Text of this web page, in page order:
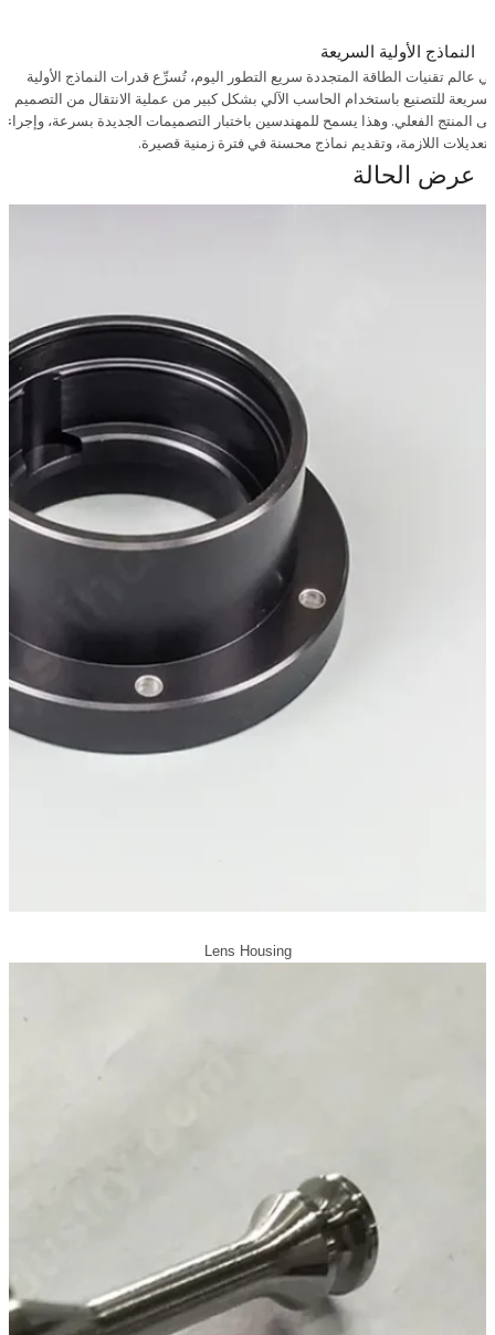
النماذج الأولية السريعة
عالم تقنيات الطاقة المتجددة سريع التطور اليوم، تُسرِّع قدرات النماذج الأولية
للتصنيع باستخدام الحاسب الآلي بشكل كبير من عملية الانتقال من التصميم
المنتج الفعلي. وهذا يسمح للمهندسين باختبار التصميمات الجديدة بسرعة، وإجراء
اللازمة، وتقديم نماذج محسنة في فترة زمنية قصيرة.
عرض الحالة
Lens Housing